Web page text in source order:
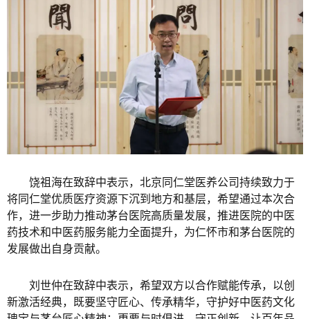
饶祖海在致辞中表示，北京同仁堂医养公司持续致力于
将同仁堂优质医疗资源下沉到地方和基层，希望通过本次合
作，进一步助力推动茅台医院高质量发展，推进医院的中医
药技术和中医药服务能力全面提升，为仁怀市和茅台医院的
发展做出自身贡献。
刘世仲在致辞中表示，希望双方以合作赋能传承，以创
新激活经典，既要坚守匠心、传承精华，守护好中医药文化